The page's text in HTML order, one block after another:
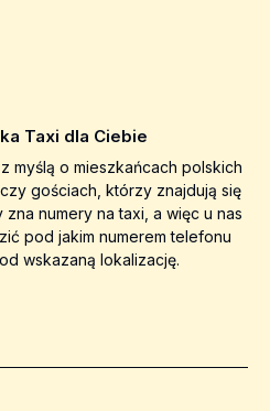
Taxi dla Ciebie
myślą o mieszkańcach polskich
gościach, którzy znajdują się
numery na taxi, a więc u nas
pod jakim numerem telefonu
wskazaną lokalizację.